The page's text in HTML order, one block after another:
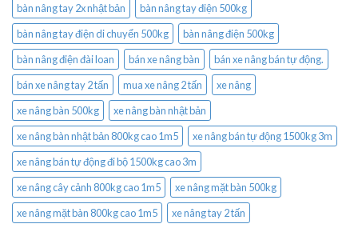
bàn nâng tay 2x nhật bản
bàn nâng tay điện 500kg
bàn nâng tay điện di chuyển 500kg
bàn nâng điện 500kg
bàn nâng điện đài loan
bán xe nâng bàn
bán xe nâng bán tự động.
bán xe nâng tay 2 tấn
mua xe nâng 2 tấn
xe nâng
xe nâng bàn 500kg
xe nâng bàn nhật bản
xe nâng bàn nhật bản 800kg cao 1m5
xe nâng bán tự động 1500kg 3m
xe nâng bán tự động đi bộ 1500kg cao 3m
xe nâng cây cảnh 800kg cao 1m5
xe nâng mặt bàn 500kg
xe nâng mặt bàn 800kg cao 1m5
xe nâng tay 2 tấn